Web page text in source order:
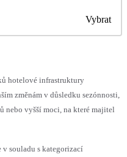
Vybrat
hotelové infrastruktury
změnám v důsledku sezónnosti,
nebo vyšší moci, na které majitel
souladu s kategorizací